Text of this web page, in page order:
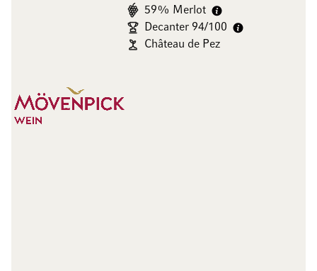
59% Merlot
Decanter 94/100
Château de Pez